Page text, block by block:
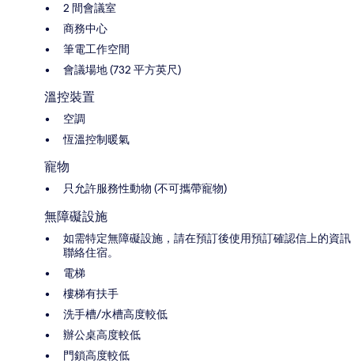
2 間會議室
商務中心
筆電工作空間
會議場地 (732 平方英尺)
溫控裝置
空調
恆溫控制暖氣
寵物
只允許服務性動物 (不可攜帶寵物)
無障礙設施
如需特定無障礙設施，請在預訂後使用預訂確認信上的資訊
聯絡住宿。
電梯
樓梯有扶手
洗手槽/水槽高度較低
辦公桌高度較低
門鎖高度較低